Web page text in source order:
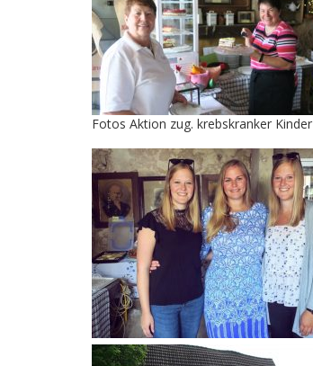
Fotos Aktion zug. krebskranker Kinder